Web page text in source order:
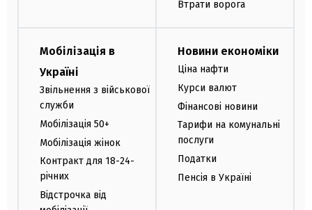
Втрати ворога
Мобілізація в
Україні
Звільнення з військової
служби
Мобілізація 50+
Мобілізація жінок
Контракт для 18-24-
річних
Відстрочка від
Новини економіки
Ціна нафти
Курси валют
Фінансові новини
Тарифи на комунальні
послуги
Податки
Пенсія в Україні